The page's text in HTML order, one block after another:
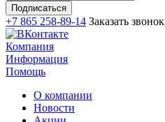
+7 865 258-89-14 Заказать звонок
Компания
Информация
Помощь
О компании
Новости